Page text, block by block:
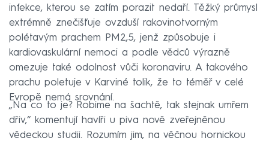
infekce, kterou se zatím porazit nedaří. Těžký průmysl
extrémně znečišťuje ovzduší rakovinotvorným
polétavým prachem PM2,5, jenž způsobuje i
kardiovaskulární nemoci a podle vědců výrazně
omezuje také odolnost vůči koronaviru. A takového
prachu poletuje v Karviné tolik, že to téměř v celé
Evropě nemá srovnání.
„Na co to je? Robime na šachtě, tak stejnak umřem
dřiv,“ komentují havíři u piva nově zveřejněnou
vědeckou studii. Rozumím jim, na věčnou hornickou